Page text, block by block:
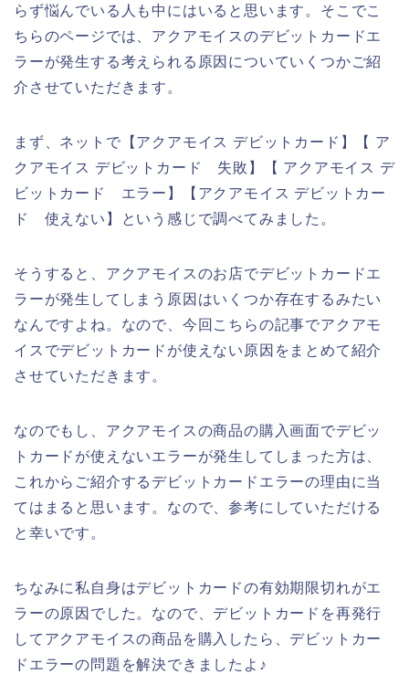
らず悩んでいる人も中にはいると思います。そこでこ
ちらのページでは、アクアモイスのデビットカードエ
ラーが発生する考えられる原因についていくつかご紹
介させていただきます。
まず、ネットで【アクアモイス デビットカード】【 ア
クアモイス デビットカード 失敗】【 アクアモイス デ
ビットカード エラー】【アクアモイス デビットカー
ド 使えない】という感じで調べてみました。
そうすると、アクアモイスのお店でデビットカードエ
ラーが発生してしまう原因はいくつか存在するみたい
なんですよね。なので、今回こちらの記事でアクアモ
イスでデビットカードが使えない原因をまとめて紹介
させていただきます。
なのでもし、アクアモイスの商品の購入画面でデビッ
トカードが使えないエラーが発生してしまった方は、
これからご紹介するデビットカードエラーの理由に当
てはまると思います。なので、参考にしていただける
と幸いです。
ちなみに私自身はデビットカードの有効期限切れがエ
ラーの原因でした。なので、デビットカードを再発行
してアクアモイスの商品を購入したら、デビットカー
ドエラーの問題を解決できましたよ♪